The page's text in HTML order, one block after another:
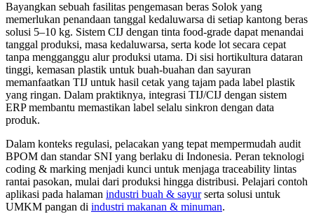
Bayangkan sebuah fasilitas pengemasan beras Solok yang
memerlukan penandaan tanggal kedaluwarsa di setiap kantong beras
solusi 5–10 kg. Sistem CIJ dengan tinta food-grade dapat menandai
tanggal produksi, masa kedaluwarsa, serta kode lot secara cepat
tanpa mengganggu alur produksi utama. Di sisi hortikultura dataran
tinggi, kemasan plastik untuk buah-buahan dan sayuran
memanfaatkan TIJ untuk hasil cetak yang tajam pada label plastik
yang ringan. Dalam praktiknya, integrasi TIJ/CIJ dengan sistem
ERP membantu memastikan label selalu sinkron dengan data
produk.
Dalam konteks regulasi, pelacakan yang tepat mempermudah audit
BPOM dan standar SNI yang berlaku di Indonesia. Peran teknologi
coding & marking menjadi kunci untuk menjaga traceability lintas
rantai pasokan, mulai dari produksi hingga distribusi. Pelajari contoh
aplikasi pada halaman industri buah & sayurserta solusi untuk
UMKM pangan di industri makanan & minuman.